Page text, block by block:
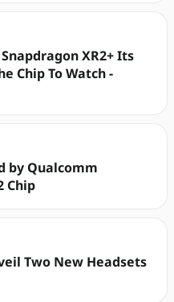
XR2+ Its
Chip To Watch -
by Qualcomm
Chip
Two New Headsets